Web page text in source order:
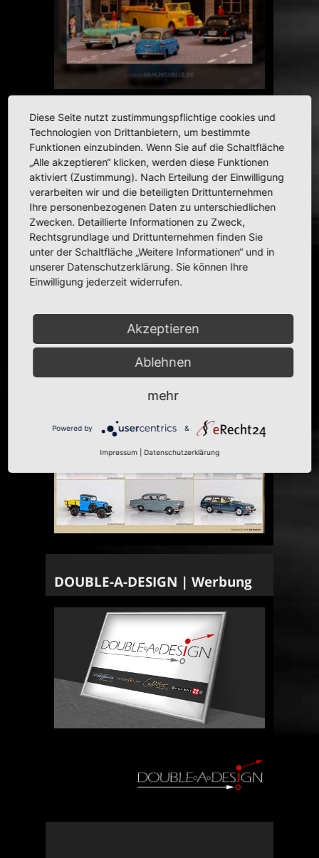
Ford Taunus 17M (P2), Opel Blitz Niederrahmen-
Fahrgestell 3 to, Typ 3,6-47 NR, Bus (Kässbohrer),
BMW 600 und Mercedes-Benz 180 (W 120)
HAHLMODELLE.DE | Opel in
1:43
DOUBLE-A-DESIGN | Werbung
Diese Seite nutzt zustimmungspflichtige cookies und
Technologien von Drittanbietern, um bestimmte
Funktionen einzubinden. Wenn Sie auf die Schaltfläche
„Alle akzeptieren“ klicken, werden diese Funktionen
aktiviert (Zustimmung). Nach Erteilung der Einwilligung
verarbeiten wir und die beteiligten Drittunternehmen
Ihre personenbezogenen Daten zu unterschiedlichen
Zwecken. Detaillierte Informationen zu Zweck,
Rechtsgrundlage und Drittunternehmen finden Sie
unter der Schaltfläche „Weitere Informationen“ und in
unserer Datenschutzerklärung. Sie können Ihre
Einwilligung jederzeit widerrufen.
Akzeptieren
Ablehnen
mehr
Powered by &
Impressum Datenschutzerklärung